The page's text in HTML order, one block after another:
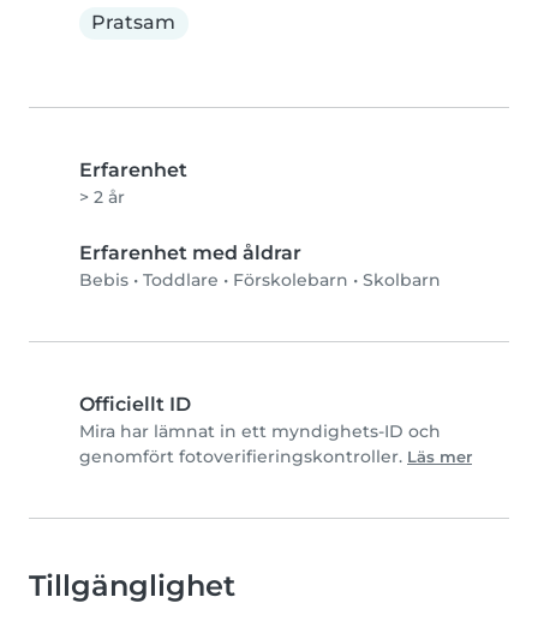
Pratsam
Erfarenhet
> 2 år
Erfarenhet med åldrar
Bebis • Toddlare • Förskolebarn • Skolbarn
Officiellt ID
Mira har lämnat in ett myndighets-ID och
genomfört fotoverifieringskontroller. Läs mer
Tillgänglighet